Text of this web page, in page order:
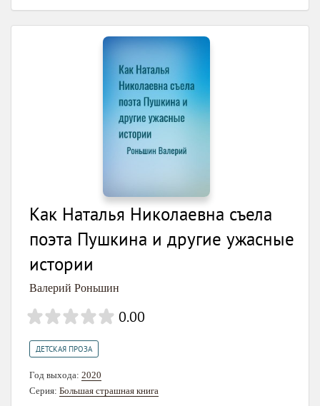
Как Наталья Николаевна съела
поэта Пушкина и другие ужасные
истории
Валерий Роньшин
0.00
ДЕТСКАЯ ПРОЗА
Год выхода: 2020
Серия: Большая страшная книга